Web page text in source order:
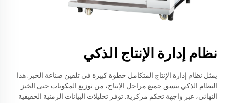
نظام إدارة الإنتاج الذكي
يمثل نظام إدارة الإنتاج المتكامل خطوة كبيرة في تلقين صناعة الخبز. هذا
النظام الذكي ينسق جميع مراحل الإنتاج، من توزيع المكونات حتى الخبز
النهائي، عبر واجهة تحكم مركزية. توفر تحليلات البيانات الزمنية الحقيقية